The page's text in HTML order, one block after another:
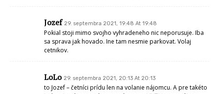
Jozef 29. septembra 2021, 19:48 At 19:48
Pokial stoji mimo svojho vyhradeneho nic neporusuje. Iba
sa sprava jak hovado. Ine tam nesmie parkovat. Volaj
cetnikov.
LoLo 29. septembra 2021, 20:13 At 20:13
to Jozef – četníci prídu len na volanie nájomcu. A pre takéto